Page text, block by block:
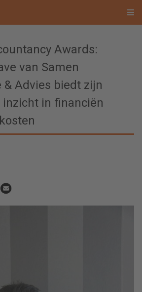
Awards:
van Samen
Advies biedt zijn
in financiën